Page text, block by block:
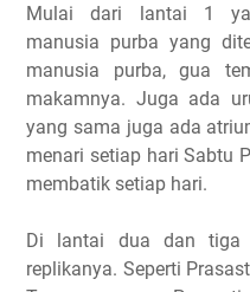
Mulai dari lantai 1
manusia purba yang
manusia purba, gua
makamnya. Juga ada
yang sama juga ada
menari setiap hari Sabtu
membatik setiap hari.
Di lantai dua dan tiga
replikanya. Seperti